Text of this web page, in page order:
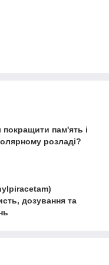
пам'ять і
розладі?
дозування та